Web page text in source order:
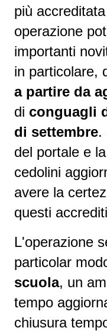
più
operazione
importanti
in particolare,
a partire da
di conguagli
di settembre.
del portale e
cedolini
avere la
questi
L'operazione
particolar
scuola, un
tempo
chiusura